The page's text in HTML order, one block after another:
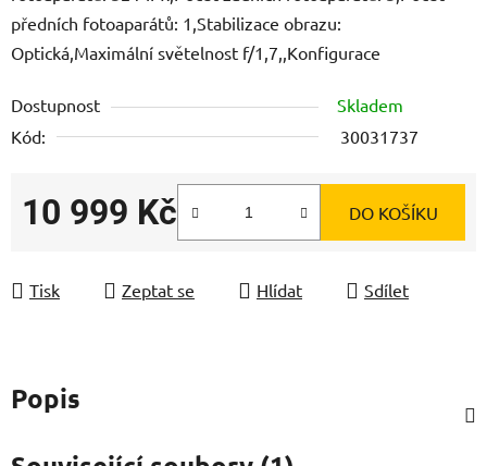
předních fotoaparátů: 1,Stabilizace obrazu:
Optická,Maximální světelnost f/1,7,,Konfigurace
Dostupnost
Skladem
Kód:
30031737
10 999 Kč DO KOŠÍKU
Tisk Zeptat se Hlídat Sdílet
Popis